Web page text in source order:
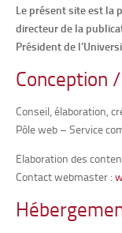
Le présent site est la
directeur de la
Président de
Conception
Conseil, élaboration,
Pôle web – Service
Elaboration des
Contact webmaster :